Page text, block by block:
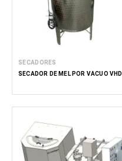
SECADORES
SECADOR DE MEL POR VÁCUO VHD